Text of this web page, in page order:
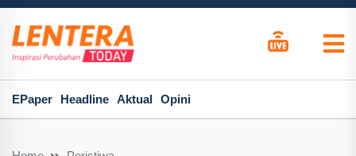
EPaper Headline Aktual Opini